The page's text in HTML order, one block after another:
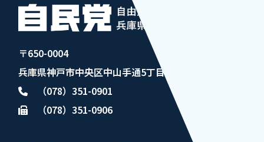
〒650-0004
兵庫県神戸市中央区中山手通5丁目1番4号
（078）351-0901
（078）351-0906